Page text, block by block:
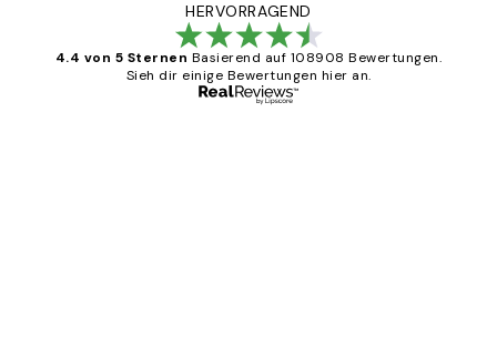
HERVORRAGEND
4.4 von 5 Sternen Basierend auf 108908 Bewertungen.
Sieh dir einige Bewertungen hier an.